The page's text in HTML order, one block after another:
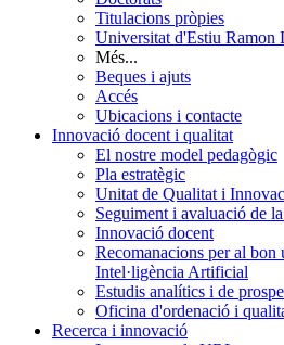
Titulacions pròpies
Universitat d'Estiu Ramon
Més...
Beques i ajuts
Accés
Ubicacions i contacte
Innovació docent i qualitat
El nostre model pedagògic
Pla estratègic
Unitat de Qualitat i
Seguiment i avaluació de
Innovació docent
Recomanacions per al bon
Intel·ligència Artificial
Estudis analítics i de
Oficina d'ordenació i
Recerca i innovació